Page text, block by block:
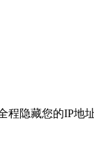
隐藏您的IP